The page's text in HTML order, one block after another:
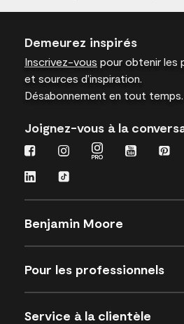
Demeurez inspirés
Inscrivez-vous pour obtenir les
et sources d’inspiration.
Désabonnement en tout temps.
Joignez-vous à la
Benjamin Moore
Pour les professionnels
Service à la clientèle